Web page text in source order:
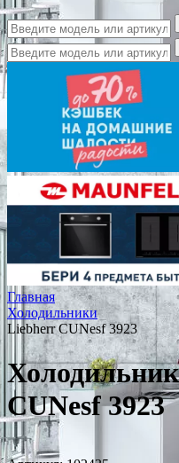
Главная
Холодильники
Liebherr CUNesf 3923
CUNesf 3923